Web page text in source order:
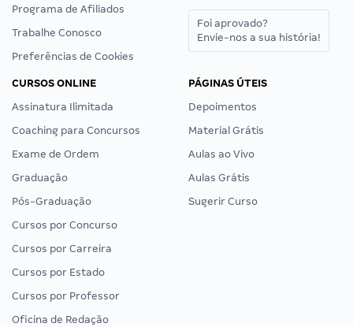
Programa de Afiliados
Trabalhe Conosco
Preferências de Cookies
Foi aprovado?
Envie-nos a sua história!
CURSOS ONLINE
Assinatura Ilimitada
Coaching para Concursos
Exame de Ordem
Graduação
Pós-Graduação
Cursos por Concurso
Cursos por Carreira
Cursos por Estado
Cursos por Professor
Oficina de Redação
PÁGINAS ÚTEIS
Depoimentos
Material Grátis
Aulas ao Vivo
Aulas Grátis
Sugerir Curso